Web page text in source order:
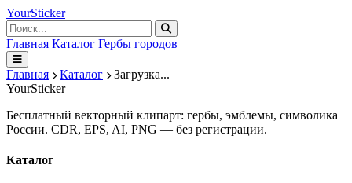
YourSticker
Главная Каталог Гербы городов
Главная Каталог
Загрузка...
YourSticker
Бесплатный векторный клипарт: гербы, эмблемы, символика
России. CDR, EPS, AI, PNG — без регистрации.
Каталог